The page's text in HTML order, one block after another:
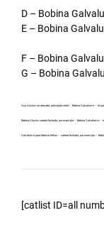
D – Bobina
E – Bobina
F – Bobina
G – Bobina
Aço Aluzinc no atacado, principalmente – Bobina Galvalume –
Bobina Aluzinc carreta fechada, por exemplo – Bobina Galvalume –
Galvalume para fabricar telhas – carreta fechada, por exemplo –
[catlist ID=all